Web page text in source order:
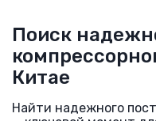
Поиск
Китае
Найти надежного